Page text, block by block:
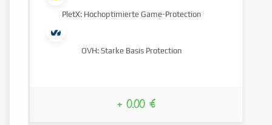
PletX: Hochoptimierte Game-Protection
OVH: Starke Basis Protection
+ 0.00 €